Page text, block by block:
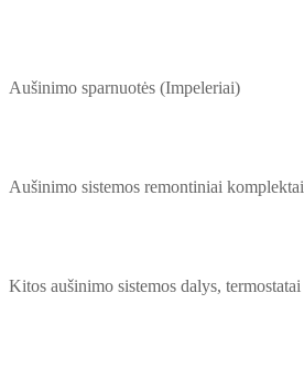
Aušinimo sparnuotės (Impeleriai)
Aušinimo sistemos remontiniai komplektai
Kitos aušinimo sistemos dalys, termostatai